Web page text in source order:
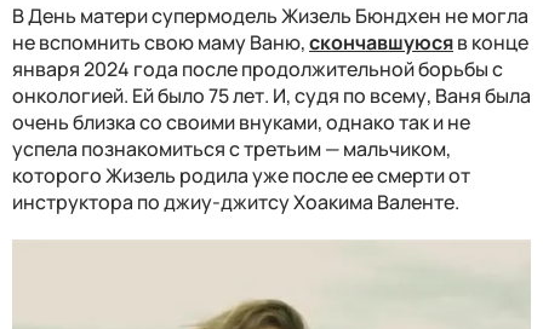
В День матери супермодель Жизель Бюндхен не могла
не вспомнить свою маму Ваню,скончавшуюсяв конце
января 2024 года после продолжительной борьбы с
онкологией. Ей было 75 лет. И, судя по всему, Ваня была
очень близка со своими внуками, однако так и не
успела познакомиться с третьим — мальчиком,
которого Жизель родила уже после ее смерти от
инструктора по джиу-джитсу Хоакима Валенте.